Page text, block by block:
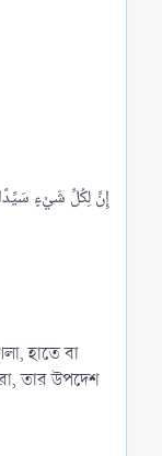
হাতে বা
তার উপদেশ